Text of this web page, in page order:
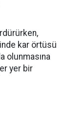
kar örtüsü
olunmasına
yer bir